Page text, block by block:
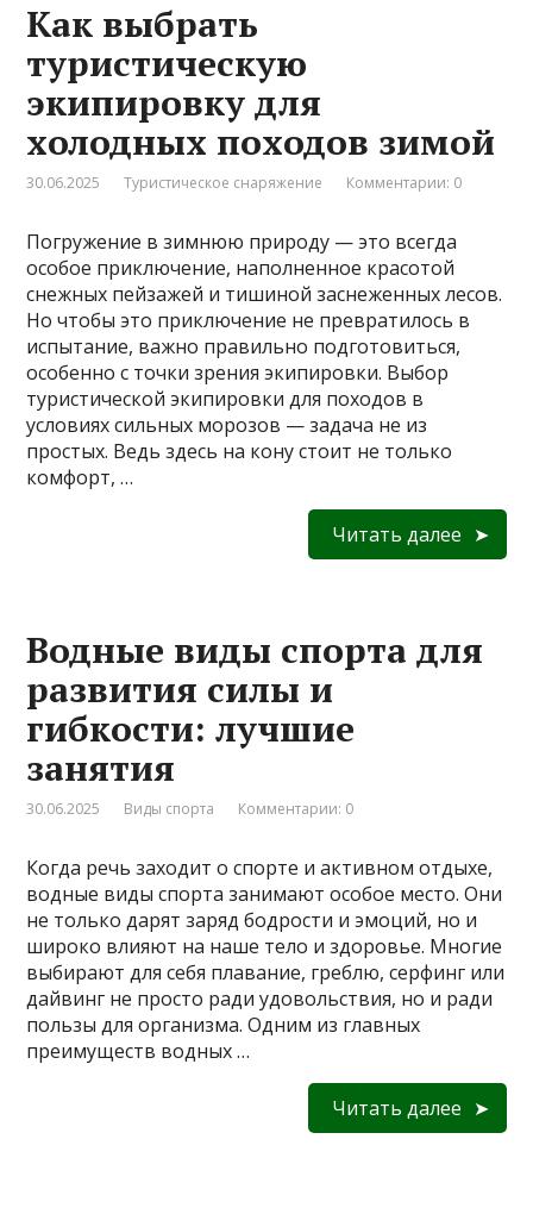
Как выбрать
туристическую
экипировку для
холодных походов зимой
30.06.2025 Туристическое снаряжение Комментарии: 0
Погружение в зимнюю природу — это всегда
особое приключение, наполненное красотой
снежных пейзажей и тишиной заснеженных лесов.
Но чтобы это приключение не превратилось в
испытание, важно правильно подготовиться,
особенно с точки зрения экипировки. Выбор
туристической экипировки для походов в
условиях сильных морозов — задача не из
простых. Ведь здесь на кону стоит не только
комфорт, …
Читать далее
Водные виды спорта для
развития силы и
гибкости: лучшие
занятия
30.06.2025 Виды спорта Комментарии: 0
Когда речь заходит о спорте и активном отдыхе,
водные виды спорта занимают особое место. Они
не только дарят заряд бодрости и эмоций, но и
широко влияют на наше тело и здоровье. Многие
выбирают для себя плавание, греблю, серфинг или
дайвинг не просто ради удовольствия, но и ради
пользы для организма. Одним из главных
преимуществ водных …
Читать далее